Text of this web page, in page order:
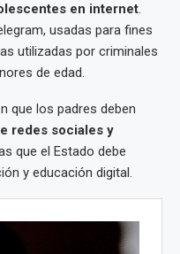
en internet.
usadas para fines
utilizadas por criminales
de edad.
que los padres deben
redes sociales y
que el Estado debe
y educación digital.